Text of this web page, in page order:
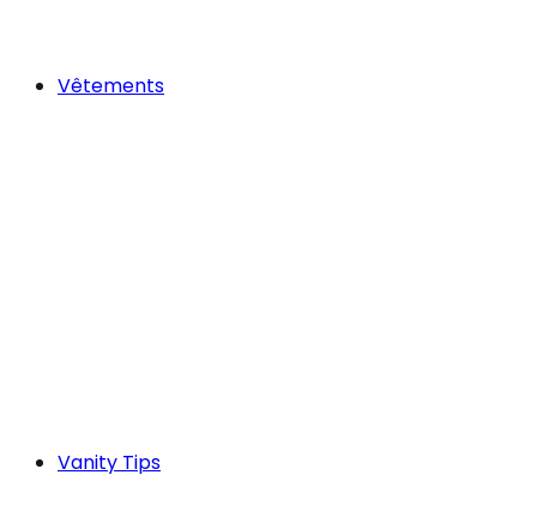
Vêtements
Vanity Tips